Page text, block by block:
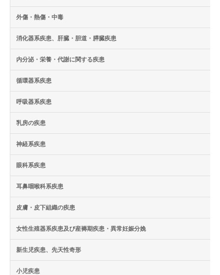
外傷・熱傷・中毒
消化器系疾患、肝臓・胆道・膵臓疾患
内分泌・栄養・代謝に関する疾患
循環器系疾患
呼吸器系疾患
乳房の疾患
神経系疾患
眼科系疾患
耳鼻咽喉科系疾患
皮膚・皮下組織の疾患
女性生殖器系疾患及び産褥期疾患・異常妊娠分娩
新生児疾患、先天性奇形
小児疾患